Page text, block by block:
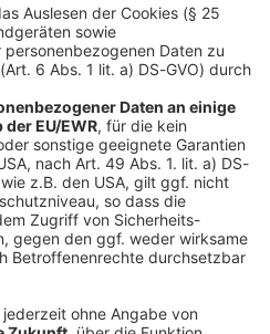
Wilde Techno-Zeit im